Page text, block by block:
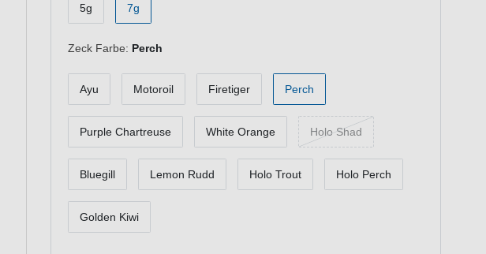
5g 7g
Zeck Farbe: Perch
Ayu Motoroil Firetiger Perch
Purple Chartreuse White Orange Holo Shad
Bluegill Lemon Rudd Holo Trout Holo Perch
Golden Kiwi